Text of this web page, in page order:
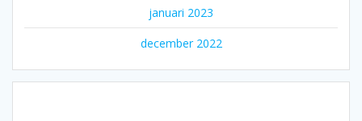
januari 2023
december 2022